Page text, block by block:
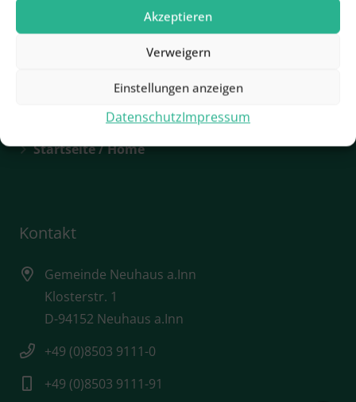
Akzeptieren
Verweigern
Einstellungen anzeigen
DatenschutzImpressum
Rathaus / Ansprechpartner
Rathaus / Öffnungszeiten
Sehenswürdigkeiten
Städtebauförderung
Startseite / Home
Kontakt
Gemeinde Neuhaus a.Inn
Klosterstr. 1
D-94152 Neuhaus a.Inn
+49 (0)8503 9111-0
+49 (0)8503 9111-91